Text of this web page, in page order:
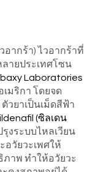
อากร้า) ไวอากร้าที่
ายประเทศโซน
Laboratories
มริกา โดยจด
ตัวยาเป็นเม็ดสีฟ้า
(ซิลเดน
งระบบไหลเวียน
อวัยวะเพศให้
ภาพ ทำให้อวัยวะ